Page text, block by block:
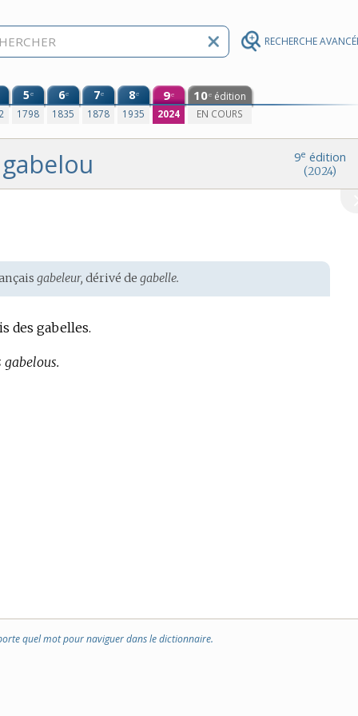
RECHERCHE
5e
1798
6e
1835
7e
1878
8e
1935
9e
2024
10e édition
EN COURS
9e édition
(2024)
gabelou
gabeleur, dérivé degabelle.
des gabelles.
gabelous.
quel mot pour naviguer dans le dictionnaire.